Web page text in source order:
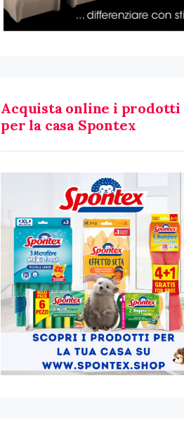
Acquista online i prodotti
per la casa Spontex